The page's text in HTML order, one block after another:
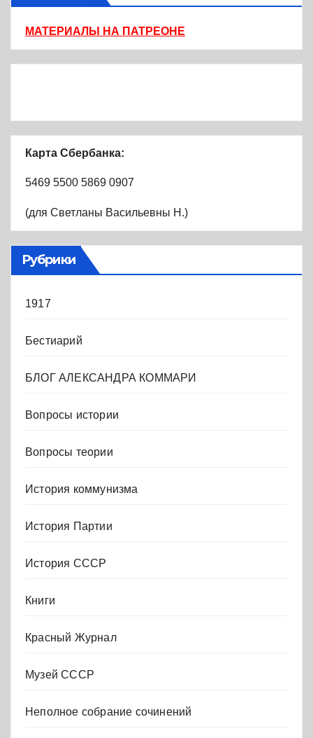
МАТЕРИАЛЫ НА ПАТРЕОНЕ
Карта Сбербанка:
5469 5500 5869 0907
(для Светланы Васильевны Н.)
Рубрики
1917
Бестиарий
БЛОГ АЛЕКСАНДРА КОММАРИ
Вопросы истории
Вопросы теории
История коммунизма
История Партии
История СССР
Книги
Красный Журнал
Музей СССР
Неполное собрание сочинений